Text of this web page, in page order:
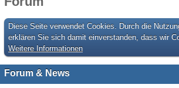
Diese Seite verwendet Cookies. Durch die
erklären Sie sich damit einverstanden, dass wir
Weitere Informationen
Forum & News